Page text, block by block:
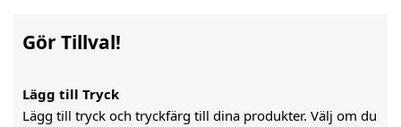
Gör Tillval!
Lägg till Tryck
Lägg till tryck och tryckfärg till dina produkter. Välj om du